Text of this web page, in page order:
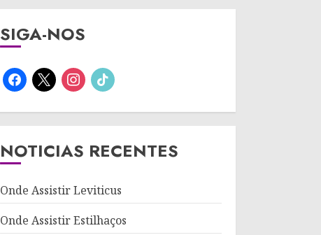
SIGA-NOS
facebook
x instagram
tiktok
NOTICIAS RECENTES
Onde Assistir Leviticus
Onde Assistir Estilhaços